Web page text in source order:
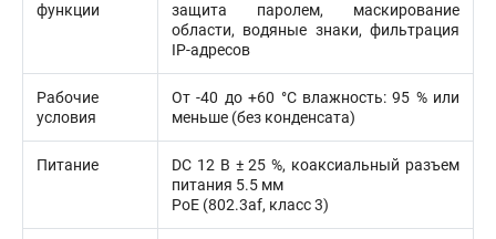
функции
защита паролем, маскирование
области, водяные знаки, фильтрация
IP-адресов
Рабочие
условия
От -40 до +60 °C влажность: 95 % или
меньше (без конденсата)
Питание
DC 12 В ± 25 %, коаксиальный разъем
питания 5.5 мм
PoE (802.3af, класс 3)